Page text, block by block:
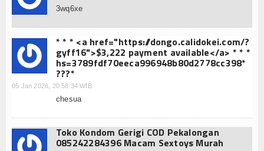
3wq6xe
* * * <a href="https://dongo.calidokei.com/?
gyff16">$3,222 payment available</a> * * *
hs=3789fdf70eeca996948b80d2778cc398*
???*
05 Jan 2026, 20:58:34 WIB
chesua
Toko Kondom Gerigi COD Pekalongan
085242284396 Macam Sextoys Murah